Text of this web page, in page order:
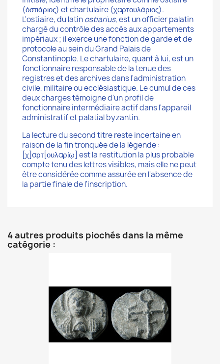
(ὀστιάριος) et chartulaire (χαρτουλάριος).
L'ostiaire, du latinostiarius, est un officier palatin
chargé du contrôle des accès aux appartements
impériaux ; il exerce une fonction de garde et de
protocole au sein du Grand Palais de
Constantinople. Le chartulaire, quant à lui, est un
fonctionnaire responsable de la tenue des
registres et des archives dans l'administration
civile, militaire ou ecclésiastique. Le cumul de ces
deux charges témoigne d'un profil de
fonctionnaire intermédiaire actif dans l'appareil
administratif et palatial byzantin.
La lecture du second titre reste incertaine en
raison de la fin tronquée de la légende :
[χ]αρτ[ουλαρίῳ] est la restitution la plus probable
compte tenu des lettres visibles, mais elle ne peut
être considérée comme assurée en l'absence de
la partie finale de l'inscription.
4 autres produits piochés dans la même
catégorie :